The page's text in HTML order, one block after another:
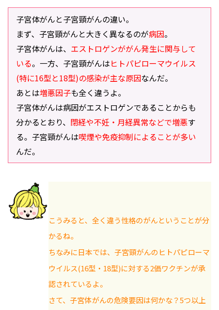
子宮体がんと子宮頸がんの違い。
まず、子宮頸がんと大きく異なるのが病因。
子宮体がんは、 エストロゲンががん発生に関与して
いる。一方、子宮頸がんはヒトパピローマウイルス
(特に16型と18型)の感染が主な原因なんだ。
あとは増悪因子も全く違うよ。
子宮体がんは病因がエストロゲンであることからも
分かるとおり、 閉経や不妊・月経異常などで増悪す
る。子宮頸がんは喫煙や免疫抑制によることが多い
んだ。
こうみると、全く違う性格のがんということが分
かるね。
ちなみに日本では、子宮頸がんのヒトパピローマ
ウイルス(16型・18型)に対する2価ワクチンが承
認されているよ。
さて、子宮体がんの危険要因は何かな？5つ以上